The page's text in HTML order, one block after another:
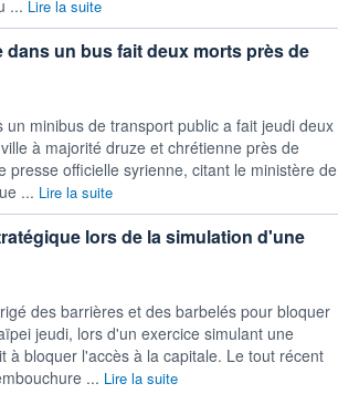
... Lire la suite
un bus fait deux morts près de
minibus de transport public a fait jeudi deux
à majorité druze et chrétienne près de
presse officielle syrienne, citant le ministère de
... Lire la suite
lors de la simulation d'une
des barrières et des barbelés pour bloquer
jeudi, lors d'un exercice simulant une
à bloquer l'accès à la capitale. Le tout récent
... Lire la suite